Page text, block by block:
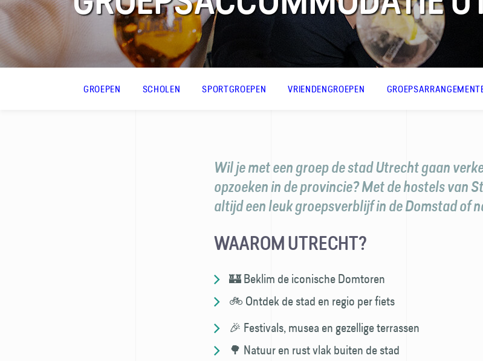
FAQ
GROEPEN SCHOLEN SPORTGROEPEN VRIENDENGROEPEN
Wil je met een groep de stad Utrecht gaan
opzoeken in de provincie? Met de hostels van
altijd een leuk groepsverblijf in de Domstad of
WAAROM UTRECHT?
🏰 Beklim de iconische Domtoren
🚲 Ontdek de stad en regio per fiets
🎉 Festivals, musea en gezellige terrassen
🌳 Natuur en rust vlak buiten de stad